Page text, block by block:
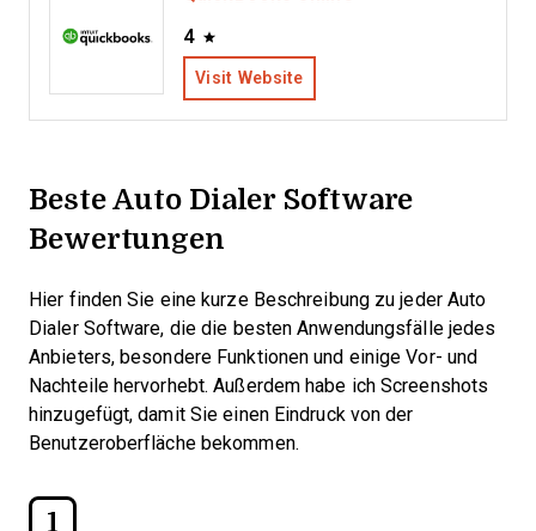
4
Visit Website
Beste Auto Dialer Software
Bewertungen
Hier finden Sie eine kurze Beschreibung zu jeder Auto
Dialer Software, die die besten Anwendungsfälle jedes
Anbieters, besondere Funktionen und einige Vor- und
Nachteile hervorhebt. Außerdem habe ich Screenshots
hinzugefügt, damit Sie einen Eindruck von der
Benutzeroberfläche bekommen.
1